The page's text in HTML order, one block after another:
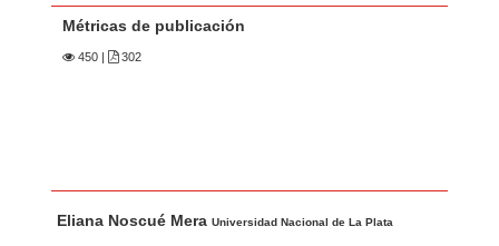
Métricas de publicación
450 302
u
Eliana Noscué MeraUniversidad Nacional de La Plata